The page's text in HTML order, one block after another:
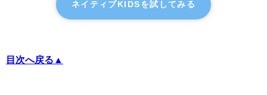
ネイティブKIDSを試してみる
目次へ戻る▲